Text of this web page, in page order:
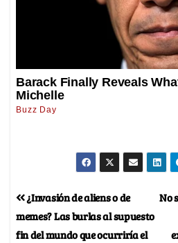
No
¿Invasión de aliens o de
memes? Las burlas al supuesto
fin del mundo que ocurriría el